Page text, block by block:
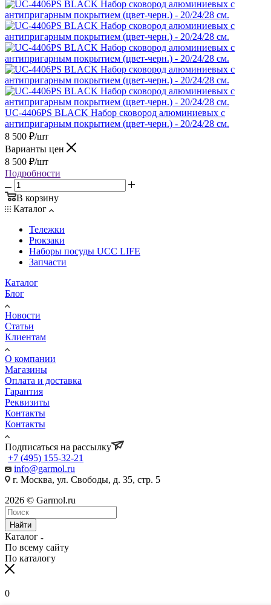
UC-4406PS BLACK Набор сковород алюминиевых с
антипригарным покрытием (цвет-черн.) - 20/24/28 см.
8 500 ₽/шт
Варианты цен
8 500 ₽/шт
Подробности
В корзину
Каталог
Тележки
Рюкзаки
Наборы посуды UCC LIFE
Запчасти
Каталог
Блог
Новости
Статьи
Клиентам
О компании
Магазины
Оплата и доставка
Гарантия
Реквизиты
Контакты
Контакты
Подписаться на рассылку
+7 (495) 155-32-21
info@garmol.ru
г. Москва, ул. Свободы, д. 35, стр. 5
2026 © Garmol.ru
Найти
Каталог
По всему сайту
По каталогу
0